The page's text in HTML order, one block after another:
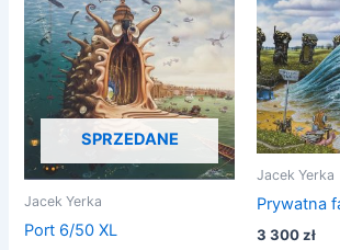
SPRZEDANE
Jacek Yerka
Port 6/50 XL
Jacek Yerka
Prywatna
3 300zł